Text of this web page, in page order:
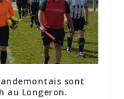
sont
au Longeron.